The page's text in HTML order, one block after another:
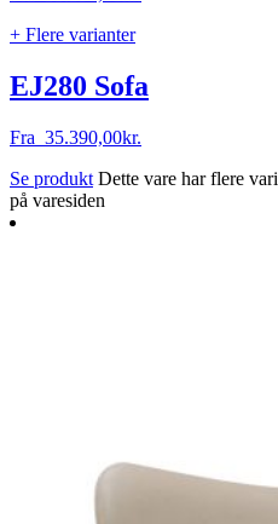
+ Flere varianter
EJ280 Sofa
Fra 35.390,00kr.
Se produkt Dette vare har flere
på varesiden